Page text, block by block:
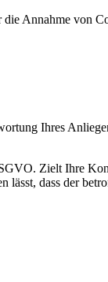
Annahme von
Ihres
Zielt Ihre
dass der